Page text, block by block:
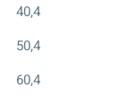
40,4
50,4
60,4